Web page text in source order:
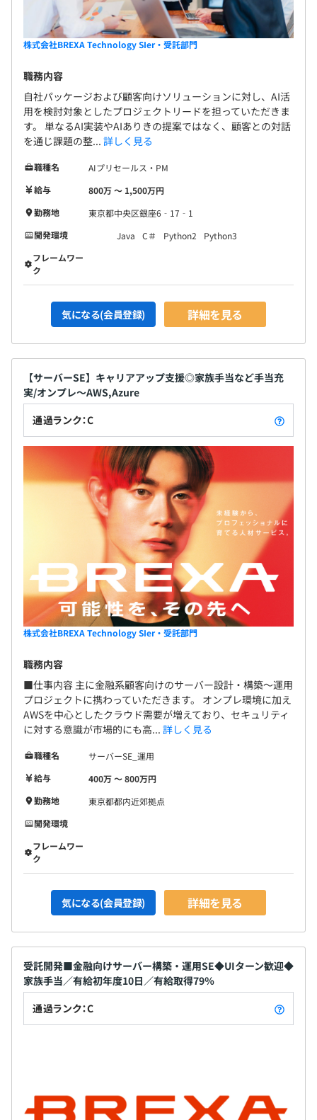
大手電機メーカーが独自開発しようとしている、サイト運
営時にユーザー行動等を分析し、そのサイト訪問者の特性
を統合管理できるデータプラットフォームの開発
■要素技術（要素業務知識）
TS、JS、Python、HTML5／CSS、Angular、AWS各種サ
ービス、メモリDB（特殊なメモリデータベース）
■身につくスキル
・品質改善提案スキル（品質不良からのスタートになった
・プロジェクトマネジメントスキル
・比較的モダンな開発スキル
＜キャリア支援＞
資格取得支援制度…受験費用負担、祝い金あり（5,000円
～50,000円）
・プロジェクトマネージャ試験（PM）
・Sales Force 認定アドミニストレーター
・PHP技術者認定試験上級
・Rails技術者認定試験
・ITサービスマネージャ試験
・メンタルチェック
・eラーニング
【納得感のある評価制度】
エンジニア一人ひとりにこれまでの経験やスキルに応じた
「累積経験値」「グレード」を設定。
評価項目ごとに明確な基準が用意されているため、納得感
ある評価を受けられます。
給与アップのために必要な行動を自身で把握できるので、
自身のスピードで計画的にキャリアアップを目指せます。
ITエンジニアリング事業本部 関東ソリューションサービ
ス課
・所属人数：約350人
・20代～60代まで幅広い年代のメンバーが活躍していま
す。
・開発のみではなくインフラチームも在籍しているため、
幅広い知見が得られます。
・チームで参画できるため上位エンジニアと一緒に案件に
入り設計～構築をメインに技術を身に付けることが可能な
ポジションです。
連絡や状況確認もしやすく案件以外の相談もしやすい環境
昇給査定：年1回（4月）
社会保険完備（健康保険・厚生年金加入・雇用保険・労災
保険）
株式会社BREXA Technology SIer・受託部門
職務内容
自社パッケージおよび顧客向けソリューションに対し、AI活
用を検討対象としたプロジェクトリードを担っていただきま
す。 単なるAI実装やAIありきの提案ではなく、顧客との対話
を通じ課題の整... 詳しく見る
職種名
AIプリセールス・PM
給与
800万 〜 1,500万円
勤務地
東京都中央区銀座6‐17‐1
開発環境
Java C＃ Python2
Python3
フレームワー
ク
気になる(会員登録) 詳細を見る
【サーバーSE】キャリアアップ支援◎家族手当など手当充
実/オンプレ～AWS,Azure
通過ランク：C
株式会社BREXA Technology SIer・受託部門
職務内容
■仕事内容 主に金融系顧客向けのサーバー設計・構築～運用
プロジェクトに携わっていただきます。 オンプレ環境に加え
AWSを中心としたクラウド需要が増えており、セキュリティ
に対する意識が市場的にも高... 詳しく見る
職種名
サーバーSE_運用
給与
400万 〜 800万円
勤務地
東京都都内近郊拠点
開発環境
フレームワー
ク
気になる(会員登録) 詳細を見る
受託開発■金融向けサーバー構築・運用SE◆UIターン歓迎◆
家族手当／有給初年度10日／有給取得79％
通過ランク：C